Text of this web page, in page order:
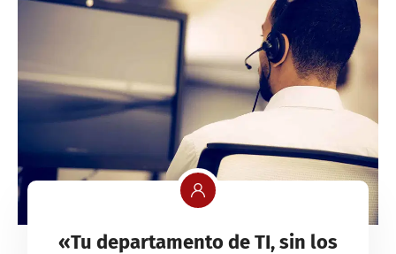
«Tu departamento de TI, sin los